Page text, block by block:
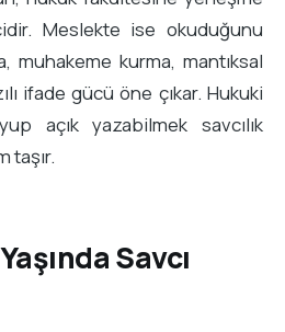
Meslekte ise okuduğunu
muhakeme kurma, mantıksal
ifade gücü öne çıkar. Hukuki
açık yazabilmek savcılık
taşır.
Savcı